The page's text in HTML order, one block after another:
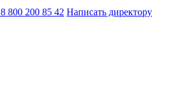
8 800 200 85 42 Написать директору